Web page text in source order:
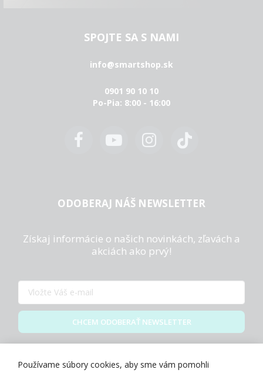
SPOJTE SA S NAMI
info@smartshop.sk
0901 90 10 10
Po-Pia: 8:00 - 16:00
ODOBERAJ NÁŠ NEWSLETTER
Získaj informácie o našich novinkách, zľavách a
akciách ako prvý!
CHCEM ODOBERAŤ NEWSLETTER
Používame súbory cookies, aby sme vám pomohli